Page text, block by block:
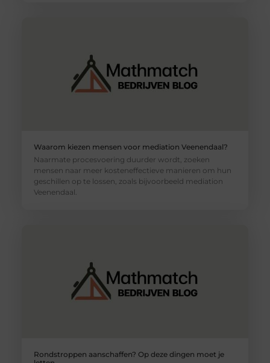
Waarom kiezen mensen voor mediation Veenendaal?
Naarmate procesvoering duurder wordt, zoeken
mensen naar meer kosteneffectieve manieren om hun
geschillen op te lossen, zoals bijvoorbeeld mediation
Veenendaal.
Rondstroppen aanschaffen? Op deze dingen moet je